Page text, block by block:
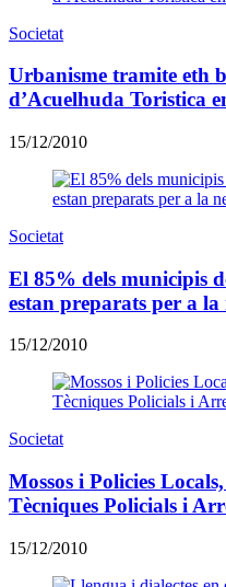
Societat
Urbanisme tramite eth
d’Acuelhuda Toristica
15/12/2010
Societat
El 85% dels municipis
estan preparats per a la
15/12/2010
Societat
Mossos i Policies
Tècniques Policials i
15/12/2010